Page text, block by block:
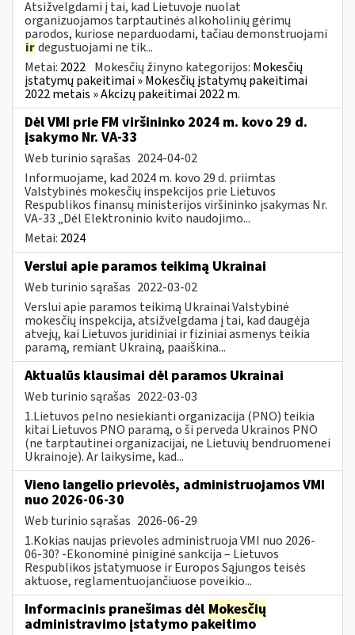
Atsižvelgdami į tai, kad Lietuvoje nuolat
organizuojamos tarptautinės alkoholinių gėrimų
parodos, kuriose neparduodami, tačiau demonstruojami
irdegustuojami ne tik...
Metai: 2022 Mokesčių žinyno kategorijos: Mokesčių
įstatymų pakeitimai » Mokesčių įstatymų pakeitimai
2022 metais » Akcizų pakeitimai 2022 m.
Dėl VMI prie FM viršininko 2024 m. kovo 29 d.
įsakymo Nr. VA-33
Web turinio sąrašas 2024-04-02
Informuojame, kad 2024 m. kovo 29 d. priimtas
Valstybinės mokesčių inspekcijos prie Lietuvos
Respublikos finansų ministerijos viršininko įsakymas Nr.
VA-33 „Dėl Elektroninio kvito naudojimo...
Metai: 2024
Verslui apie paramos teikimą Ukrainai
Web turinio sąrašas 2022-03-02
Verslui apie paramos teikimą Ukrainai Valstybinė
mokesčių inspekcija, atsižvelgdama į tai, kad daugėja
atvejų, kai Lietuvos juridiniai ir fiziniai asmenys teikia
paramą, remiant Ukrainą, paaiškina...
Aktualūs klausimai dėl paramos Ukrainai
Web turinio sąrašas 2022-03-03
1.Lietuvos pelno nesiekianti organizacija (PNO) teikia
kitai Lietuvos PNO paramą, o ši perveda Ukrainos PNO
(ne tarptautinei organizacijai, ne Lietuvių bendruomenei
Ukrainoje). Ar laikysime, kad...
Vieno langelio prievolės, administruojamos VMI
nuo 2026-06-30
Web turinio sąrašas 2026-06-29
1.Kokias naujas prievoles administruoja VMI nuo 2026-
06-30? -Ekonominė piniginė sankcija – Lietuvos
Respublikos įstatymuose ir Europos Sąjungos teisės
aktuose, reglamentuojančiuose poveikio...
Informacinis pranešimas dėl Mokesčių
administravimo įstatymo pakeitimo